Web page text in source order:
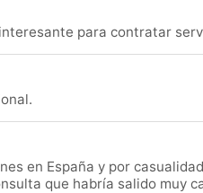
para contratar
en España y por
que habría salido muy